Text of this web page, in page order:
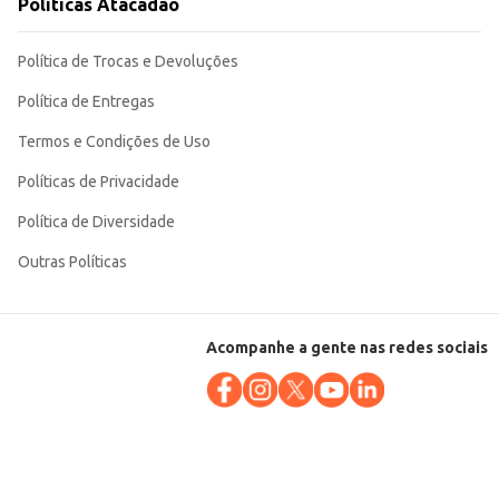
Políticas Atacadão
Política de Trocas e Devoluções
Política de Entregas
Termos e Condições de Uso
Políticas de Privacidade
Política de Diversidade
Outras Políticas
Acompanhe a gente nas redes sociais